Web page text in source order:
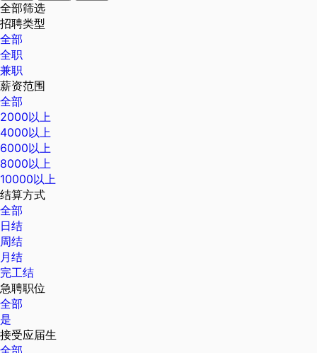
全部筛选
招聘类型
全部
全职
兼职
薪资范围
全部
2000以上
4000以上
6000以上
8000以上
10000以上
结算方式
全部
日结
周结
月结
完工结
急聘职位
全部
是
接受应届生